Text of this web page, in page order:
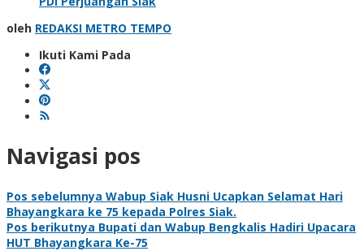
oleh REDAKSI METRO TEMPO
Ikuti Kami Pada
Navigasi pos
Pos sebelumnya Wabup Siak Husni Ucapkan Selamat Hari
Bhayangkara ke 75 kepada Polres Siak.
Pos berikutnya Bupati dan Wabup Bengkalis Hadiri Upacara
HUT Bhayangkara Ke-75